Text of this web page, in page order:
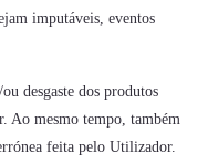
imputáveis, eventos
desgaste dos produtos
Ao mesmo tempo, também
feita pelo Utilizador.